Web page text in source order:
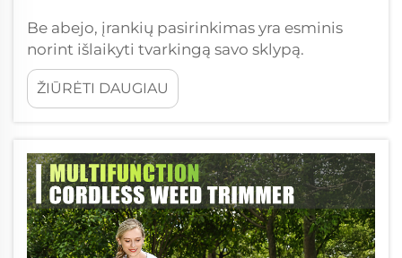
Be abejo, įrankių pasirinkimas yra esminis
norint išlaikyti tvarkingą savo sklypą.
Populiari parinktis – elektros žoliapjovės arba
degalais varomos priemonės. Abi
alternatyvos turi savo privalumų ir trūkumų.
jiems reikės išleisti...
ŽIŪRĖTI DAUGIAU